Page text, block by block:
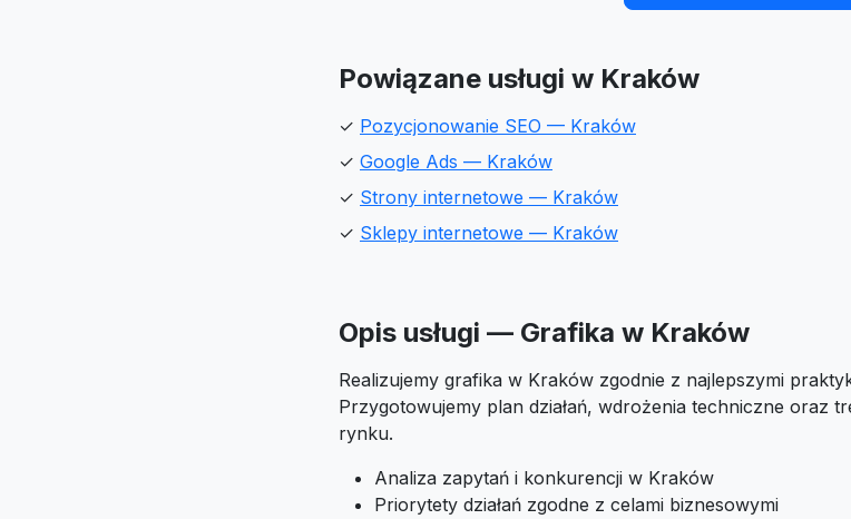
Powiązane usługi w Kraków
✓ Pozycjonowanie SEO — Kraków
✓ Google Ads — Kraków
✓ Strony internetowe — Kraków
✓ Sklepy internetowe — Kraków
Opis usługi — Grafika w Kraków
Realizujemy grafika w Kraków zgodnie z najlepszymi
Przygotowujemy plan działań, wdrożenia techniczne oraz
rynku.
Analiza zapytań i konkurencji w Kraków
Priorytety działań zgodne z celami biznesowymi